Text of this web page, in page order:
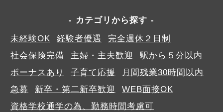
カテゴリから探す
未経験OK
経験者優遇
完全週休２日制
社会保険完備
主婦・主夫歓迎
駅から５分以内
ボーナスあり
子育て応援
月間残業30時間以内
急募
新卒・第二新卒歓迎
WEB面接OK
資格学校通学の為、勤務時間考慮可